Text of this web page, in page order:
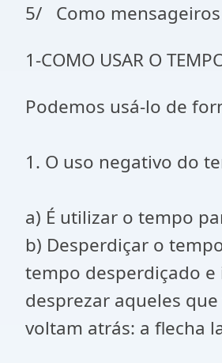
5/ Como
1-COMO USAR O
Podemos usá-lo de
1. O uso negativo do
a) É utilizar o tempo
b) Desperdiçar o
tempo desperdiçado e
desprezar aqueles
voltam atrás: a flecha